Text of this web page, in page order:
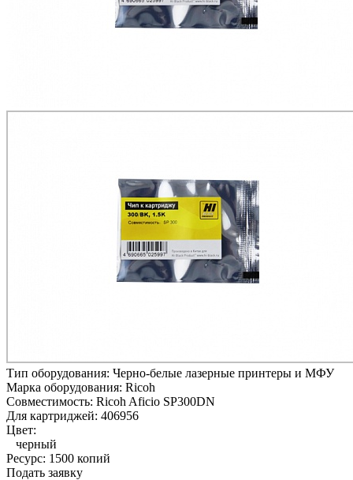
Тип оборудования: Черно-белые лазерные принтеры и МФУ
Марка оборудования: Ricoh
Совместимость: Ricoh Aficio SP300DN
Для картриджей: 406956
Цвет:
черный
Ресурс: 1500 копий
Подать заявку